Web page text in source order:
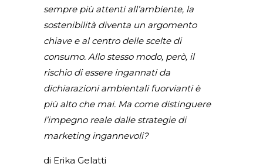
sempre più attenti all’ambiente, la
sostenibilità diventa un argomento
chiave e al centro delle scelte di
consumo. Allo stesso modo, però, il
rischio di essere ingannati da
dichiarazioni ambientali fuorvianti è
più alto che mai. Ma come distinguere
l’impegno reale dalle strategie di
marketing ingannevoli?
di Erika Gelatti